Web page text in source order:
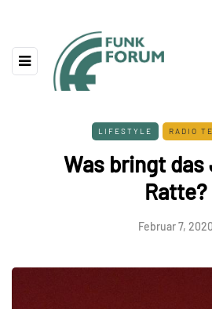
LIFESTYLE RADIO
Was bringt das
Ratte?
Februar 7, 2020